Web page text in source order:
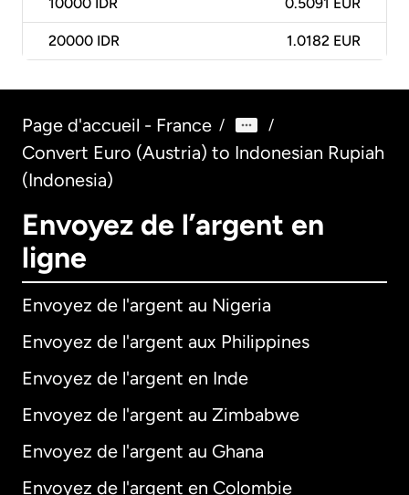
10000 IDR 0.5091 EUR
20000 IDR 1.0182 EUR
Page d'accueil - France / /
Convert Euro (Austria) to Indonesian Rupiah
(Indonesia)
Envoyez de l’argent en
ligne
Envoyez de l'argent au Nigeria
Envoyez de l'argent aux Philippines
Envoyez de l'argent en Inde
Envoyez de l'argent au Zimbabwe
Envoyez de l'argent au Ghana
Envoyez de l'argent en Colombie